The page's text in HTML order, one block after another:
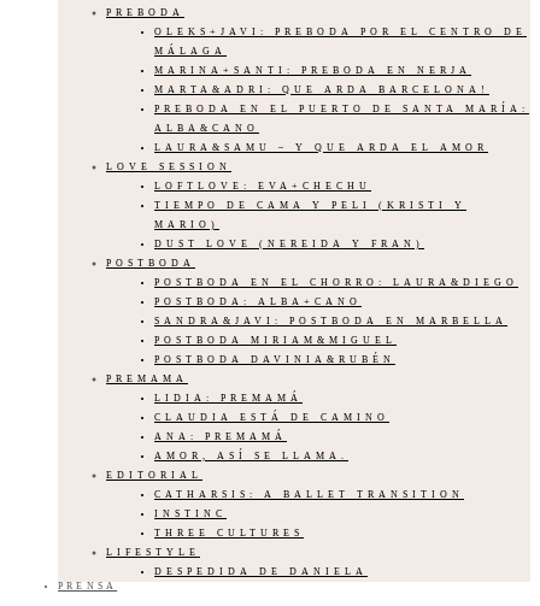
PREBODA
OLEKS+JAVI: PREBODA POR EL CENTRO DE
MÁLAGA
MARINA+SANTI: PREBODA EN NERJA
MARTA&ADRI: QUE ARDA BARCELONA!
PREBODA EN EL PUERTO DE SANTA MARÍA:
ALBA&CANO
LAURA&SAMU – Y QUE ARDA EL AMOR
LOVE SESSION
LOFTLOVE: EVA+CHECHU
TIEMPO DE CAMA Y PELI (KRISTI Y
MARIO)
DUST LOVE (NEREIDA Y FRAN)
POSTBODA
POSTBODA EN EL CHORRO: LAURA&DIEGO
POSTBODA: ALBA+CANO
SANDRA&JAVI: POSTBODA EN MARBELLA
POSTBODA MIRIAM&MIGUEL
POSTBODA DAVINIA&RUBÉN
PREMAMA
LIDIA: PREMAMÁ
CLAUDIA ESTÁ DE CAMINO
ANA: PREMAMÁ
AMOR, ASÍ SE LLAMA.
EDITORIAL
CATHARSIS: A BALLET TRANSITION
INSTINC
THREE CULTURES
LIFESTYLE
DESPEDIDA DE DANIELA
PRENSA